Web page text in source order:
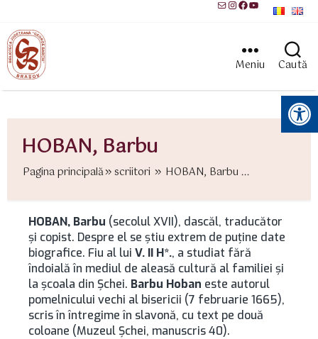
MailInstagram
Facebook
YouTube
Meniu Caută
Instrumente pentru accesibilitate
HOBAN, Barbu
Pagina principală scriitori HOBAN, Barbu ...
HOBAN, Barbu (secolul XVII), dascăl, traducător
şi copist. Despre el se ştiu extrem de puţine date
biografice. Fiu al lui V. II H*., a studiat fără
îndoială în mediul de aleasă cultură al familiei şi
la şcoala din Şchei. Barbu Hoban este autorul
pomelnicului vechi al bisericii (7 februarie 1665),
scris în întregime în slavonă, cu text pe două
coloane (Muzeul Şchei, manuscris 40).